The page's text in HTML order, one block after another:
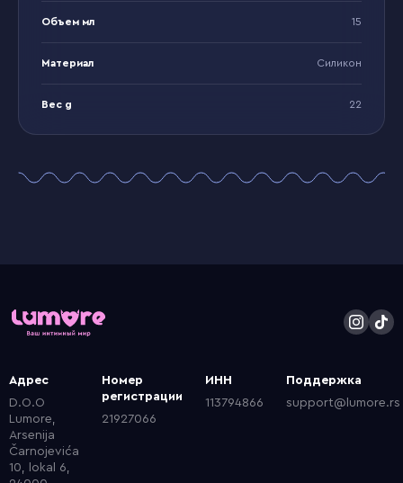
Объем мл 15
Материал Силикон
Вес g 22
Адрес
D.O.O
Lumore,
Arsenija
Čarnojevića
10, lokal 6,
Номер
регистрации
21927066
ИНН
113794866
Поддержка
support@lumore.rs